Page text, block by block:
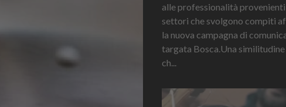
alle professionalità
settori che svolgono compiti
la nuova campagna di
targata Bosca.Una
ch...